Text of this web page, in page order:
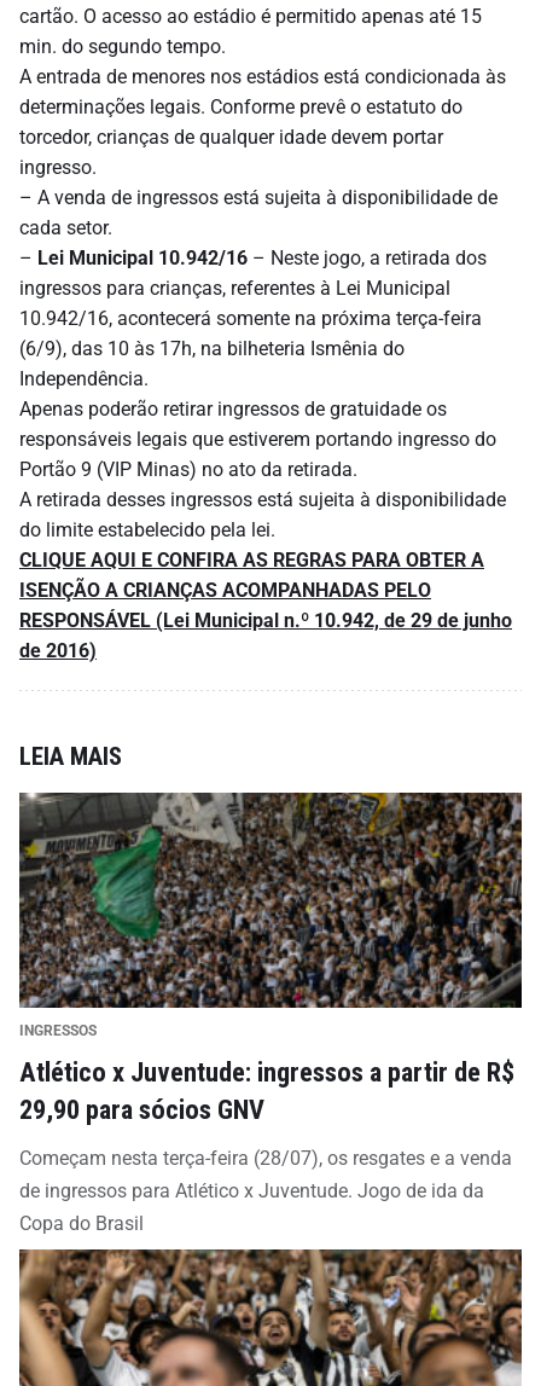
cartão. O acesso ao estádio é permitido apenas até 15
min. do segundo tempo.
A entrada de menores nos estádios está condicionada às
determinações legais. Conforme prevê o estatuto do
torcedor, crianças de qualquer idade devem portar
ingresso.
– A venda de ingressos está sujeita à disponibilidade de
cada setor.
– Lei Municipal 10.942/16 – Neste jogo, a retirada dos
ingressos para crianças, referentes à Lei Municipal
10.942/16, acontecerá somente na próxima terça-feira
(6/9), das 10 às 17h, na bilheteria Ismênia do
Independência.
Apenas poderão retirar ingressos de gratuidade os
responsáveis legais que estiverem portando ingresso do
Portão 9 (VIP Minas) no ato da retirada.
A retirada desses ingressos está sujeita à disponibilidade
do limite estabelecido pela lei.
CLIQUE AQUI E CONFIRA AS REGRAS PARA OBTER A
ISENÇÃO A CRIANÇAS ACOMPANHADAS PELO
RESPONSÁVEL (Lei Municipal n.º 10.942, de 29 de junho
de 2016)
LEIA MAIS
INGRESSOS
Atlético x Juventude: ingressos a partir de R$
29,90 para sócios GNV
Começam nesta terça-feira (28/07), os resgates e a venda
de ingressos para Atlético x Juventude. Jogo de ida da
Copa do Brasil